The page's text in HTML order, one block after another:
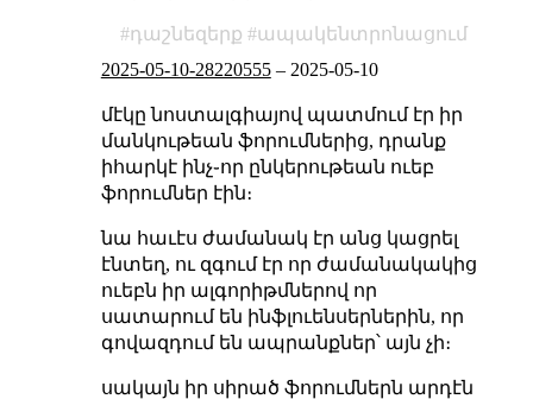
դաշնեզերք
ապակենտրոնացում
2025-05-10-28220555– 2025-05-10
մէկը նոստալգիայով պատմում էր իր
մանկութեան ֆորումներից, դրանք
իհարկէ ինչ֊որ ընկերութեան ուեբ
ֆորումներ էին։
նա հաւէս ժամանակ էր անց կացրել
էնտեղ, ու զգում էր որ ժամանակակից
ուեբն իր ալգորիթմներով որ
սատարում են ինֆլուենսերներին, որ
գովազդում են ապրանքներ՝ այն չի։
սակայն իր սիրած ֆորումներն արդէն